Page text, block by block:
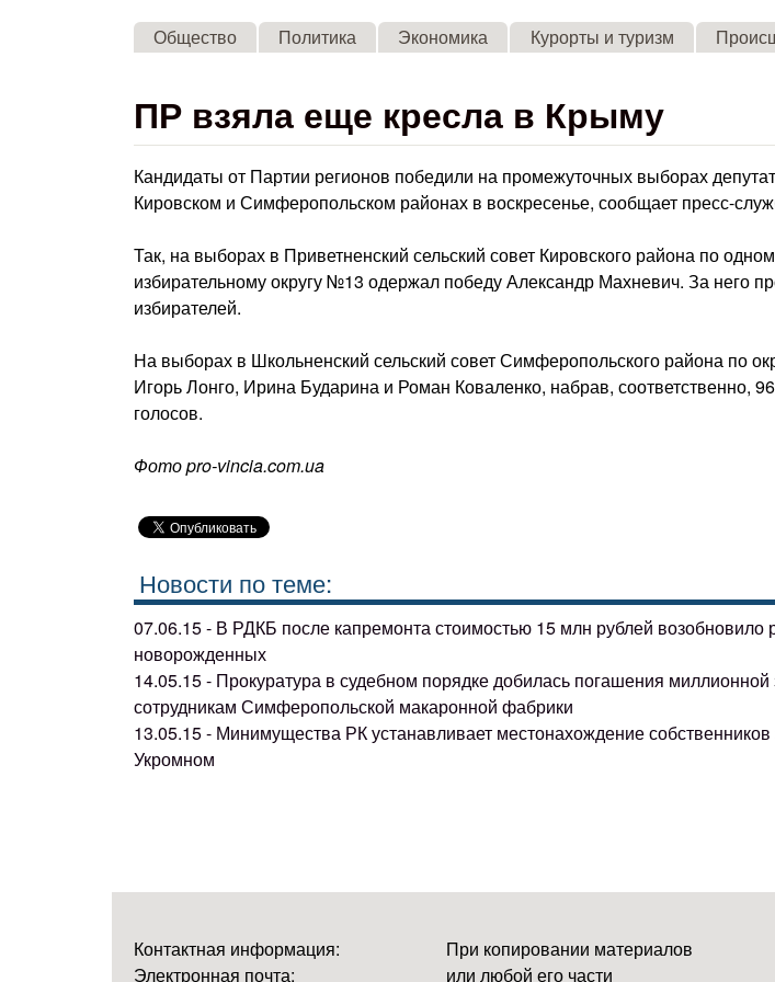
Skip to main
Общество Политика Экономика Курорты и туризм
ПР взяла еще кресла в Крыму
Кандидаты от Партии регионов победили на промежуточных выборах
Кировском и Симферопольском районах в воскресенье, сообщает пресс-
Так, на выборах в Приветненский сельский совет Кировского района по
избирательному округу №13 одержал победу Александр Махневич. За него
избирателей.
На выборах в Школьненский сельский совет Симферопольского района по
Игорь Лонго, Ирина Бударина и Роман Коваленко, набрав, соответственно,
голосов.
Фото pro-vincia.com.ua
Новости по теме:
07.06.15 - В РДКБ после капремонта стоимостью 15 млн рублей возобновило
новорожденных
14.05.15 - Прокуратура в судебном порядке добилась погашения
сотрудникам Симферопольской макаронной фабрики
13.05.15 - Минимущества РК устанавливает местонахождение собственников
Укромном
Контактная информация:
Электронная почта:
При копировании материалов
или любой его части